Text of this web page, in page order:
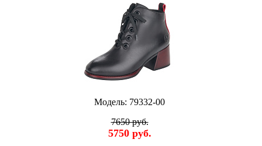
Модель: 79332-00
7650 руб.
5750 руб.